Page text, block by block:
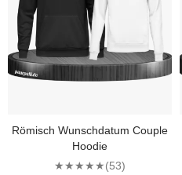
Römisch Wunschdatum Couple
Hoodie
★★★★★(53)